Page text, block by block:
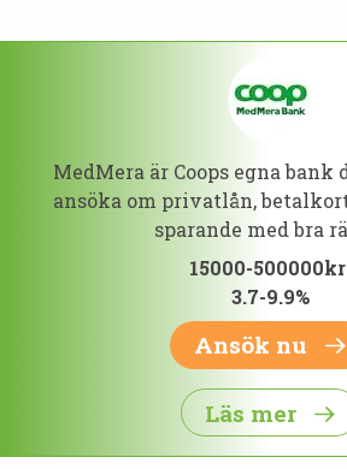
MedMera är Coops egna bank
ansöka om privatlån,
sparande med bra
15000-
3.7-9.9%
Ansök nu
Läs mer